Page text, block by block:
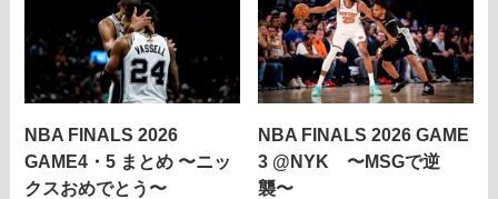
NBA FINALS 2026
GAME4・5 まとめ 〜ニッ
クスおめでとう〜
NBA FINALS 2026 GAME
3 @NYK 〜MSGで逆
襲〜